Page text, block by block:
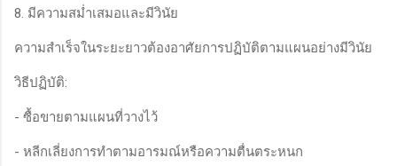
8. มีความสม่ำเสมอและมีวินัย
ความสำเร็จในระยะยาวต้องอาศัยการปฏิบัติตามแผนอย่างมีวินัย
วิธีปฏิบัติ:
- ซื้อขายตามแผนที่วางไว้
- หลีกเลี่ยงการทำตามอารมณ์หรือความตื่นตระหนก